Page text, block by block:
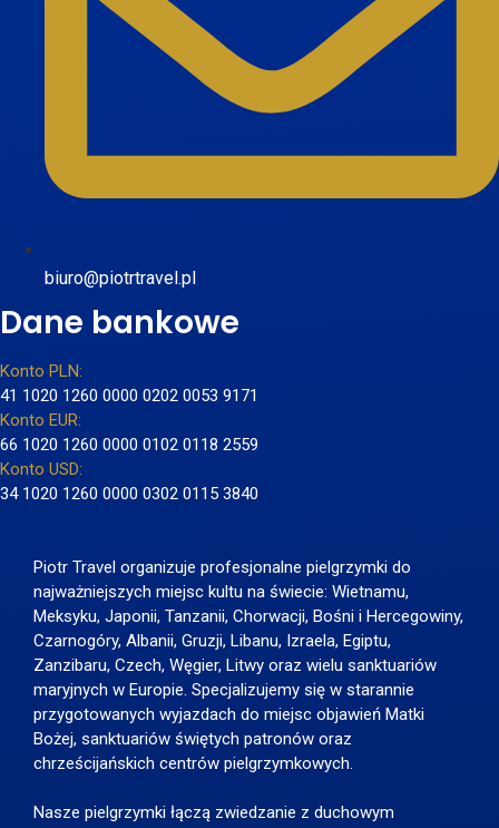
biuro@piotrtravel.pl
Dane bankowe
Konto PLN:
41 1020 1260 0000 0202 0053 9171
Konto EUR:
66 1020 1260 0000 0102 0118 2559
Konto USD:
34 1020 1260 0000 0302 0115 3840
Piotr Travel organizuje profesjonalne pielgrzymki do
najważniejszych miejsc kultu na świecie: Wietnamu,
Meksyku, Japonii, Tanzanii, Chorwacji, Bośni i Hercegowiny,
Czarnogóry, Albanii, Gruzji, Libanu, Izraela, Egiptu,
Zanzibaru, Czech, Węgier, Litwy oraz wielu sanktuariów
maryjnych w Europie. Specjalizujemy się w starannie
przygotowanych wyjazdach do miejsc objawień Matki
Bożej, sanktuariów świętych patronów oraz
chrześcijańskich centrów pielgrzymkowych.
Nasze pielgrzymki łączą zwiedzanie z duchowym